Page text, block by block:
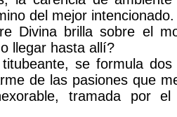
del mejor intencionado.
Divina brilla sobre el
llegar hasta allí?
se formula
de las pasiones que
tramada por